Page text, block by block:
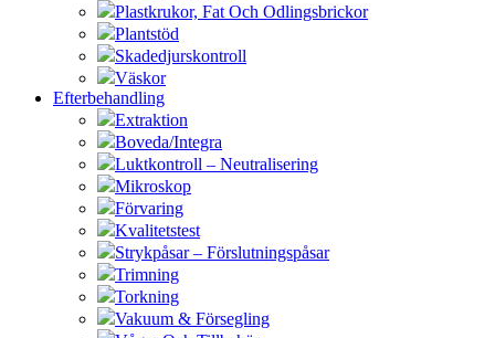
Plastkrukor, Fat Och Odlingsbrickor
Plantstöd
Skadedjurskontroll
Väskor
Efterbehandling
Extraktion
Boveda/Integra
Luktkontroll – Neutralisering
Mikroskop
Förvaring
Kvalitetstest
Strykpåsar – Förslutningspåsar
Trimning
Torkning
Vakuum & Försegling